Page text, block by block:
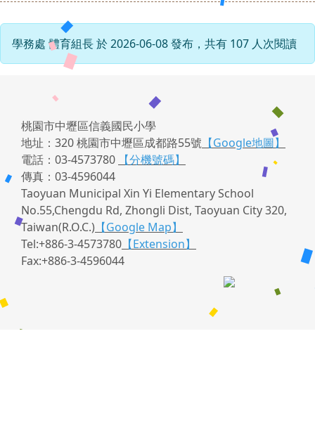
學務處 體育組長 於 2026-06-08 發布，共有 107 人次閱讀
桃園市中壢區信義國民小學
地址：320 桃園市中壢區成都路55號 【Google地圖】
電話：03-4573780
【分機號碼】
傳真：03-4596044
Taoyuan Municipal Xin Yi Elementary School
No.55,Chengdu Rd, Zhongli Dist, Taoyuan City 320,
Taiwan(R.O.C.) 【Google Map】
Tel:+886-3-4573780 【Extension】
Fax:+886-3-4596044